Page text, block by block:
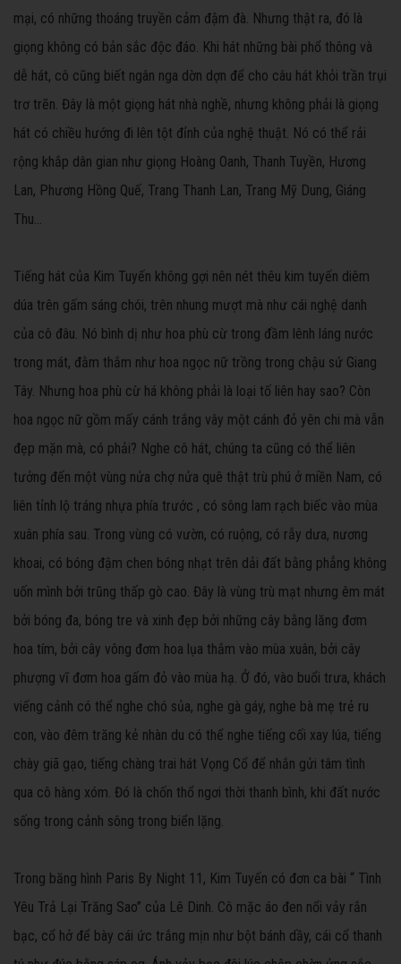
mại, có những thoáng truyền cảm đậm đà. Nhưng thật ra, đó là
giọng không có bản sắc độc đáo. Khi hát những bài phổ thông và
dễ hát, cô cũng biết ngân nga dờn dợn để cho câu hát khỏi trần trụi
trơ trẽn. Đây là một giọng hát nhà nghề, nhưng không phải là giọng
hát có chiều hướng đi lên tột đỉnh của nghệ thuật. Nó có thể rải
rộng khắp dân gian như giọng Hoàng Oanh, Thanh Tuyền, Hương
Lan, Phương Hồng Quế, Trang Thanh Lan, Trang Mỹ Dung, Giáng
Thu…
Tiếng hát của Kim Tuyến không gợi nên nét thêu kim tuyến diêm
dúa trên gấm sáng chói, trên nhung mượt mà như cái nghệ danh
của cô đâu. Nó bình dị như hoa phù cừ trong đầm lênh láng nước
trong mát, đằm thắm như hoa ngọc nữ trồng trong chậu sứ Giang
Tây. Nhưng hoa phù cừ há không phải là loại tố liên hay sao? Còn
hoa ngọc nữ gồm mấy cánh trắng vây một cánh đỏ yên chi mà vẫn
đẹp mặn mà, có phải? Nghe cô hát, chúng ta cũng có thể liên
tưởng đến một vùng nửa chợ nửa quê thật trù phú ở miền Nam, có
liên tỉnh lộ tráng nhựa phía trước , có sông lam rạch biếc vào mùa
xuân phía sau. Trong vùng có vườn, có ruộng, có rẫy dưa, nương
khoai, có bóng đậm chen bóng nhạt trên dải đất bằng phẳng không
uốn mình bởi trũng thấp gò cao. Đây là vùng trù mạt nhưng êm mát
bởi bóng đa, bóng tre và xinh đẹp bởi những cây bằng lăng đơm
hoa tím, bởi cây vông đơm hoa lụa thắm vào mùa xuân, bởi cây
phượng vĩ đơm hoa gấm đỏ vào mùa hạ. Ở đó, vào buổi trưa, khách
viếng cảnh có thể nghe chó sủa, nghe gà gáy, nghe bà mẹ trẻ ru
con, vào đêm trăng kẻ nhàn du có thể nghe tiếng cối xay lúa, tiếng
chày giã gạo, tiếng chàng trai hát Vọng Cổ để nhắn gửi tâm tình
qua cô hàng xóm. Đó là chốn thổ ngơi thời thanh bình, khi đất nước
sống trong cảnh sông trong biển lặng.
Trong băng hình Paris By Night 11, Kim Tuyến có đơn ca bài “ Tình
Yêu Trả Lại Trăng Sao” của Lê Dinh. Cô mặc áo đen nổi vảy rắn
bạc, cổ hở để bày cái ức trắng mịn như bột bánh dầy, cái cổ thanh